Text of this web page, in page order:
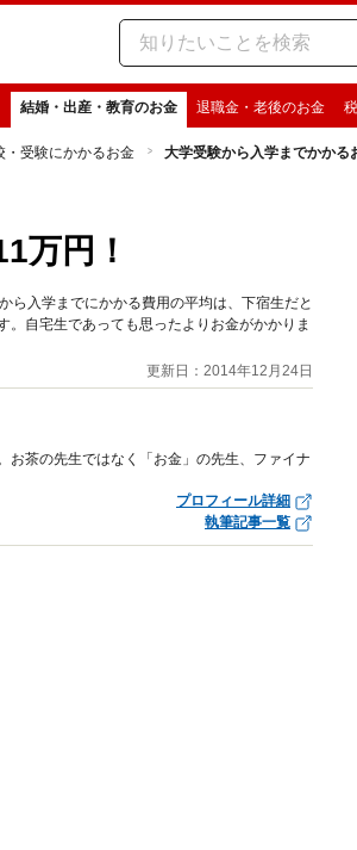
結婚・出産・教育のお金 退職金・老後のお金
・受験にかかるお金 大学受験から入学までかかる
万円！
ら入学までにかかる費用の平均は、下宿生だと
自宅生であっても思ったよりお金がかかりま
更新日：2014年12月24日
お茶の先生ではなく「お金」の先生、ファイナ
プロフィール詳細
執筆記事一覧